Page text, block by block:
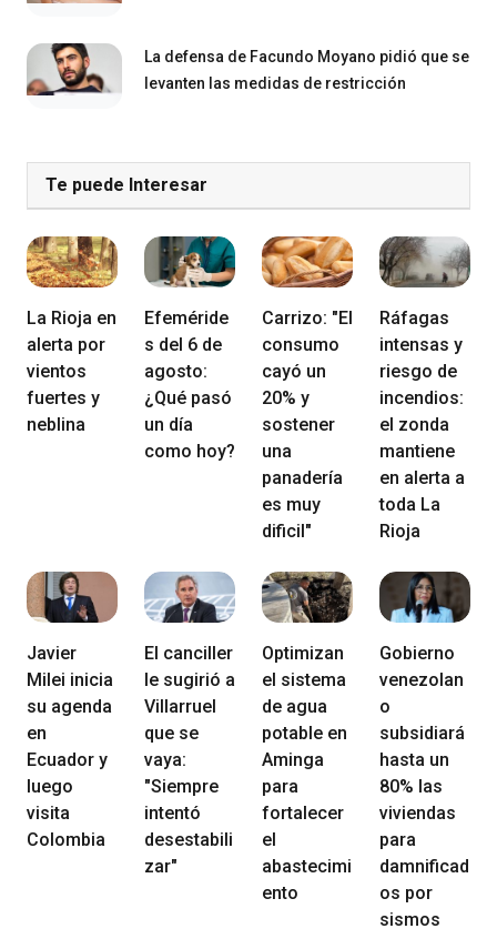
La defensa de Facundo Moyano pidió que se
levanten las medidas de restricción
Te puede Interesar
La Rioja en
alerta por
vientos
fuertes y
neblina
Efeméride
s del 6 de
agosto:
¿Qué pasó
un día
como hoy?
Carrizo: "El
consumo
cayó un
20% y
sostener
una
panadería
es muy
dificil"
Ráfagas
intensas y
riesgo de
incendios:
el zonda
mantiene
en alerta a
toda La
Rioja
Javier
Milei inicia
su agenda
en
Ecuador y
luego
visita
Colombia
El canciller
le sugirió a
Villarruel
que se
vaya:
"Siempre
intentó
desestabili
zar"
Optimizan
el sistema
de agua
potable en
Aminga
para
fortalecer
el
abastecimi
ento
Gobierno
venezolan
o
subsidiará
hasta un
80% las
viviendas
para
damnificad
os por
sismos